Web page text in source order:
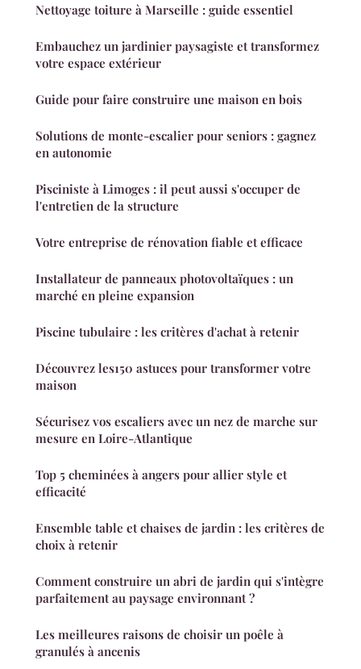
Nettoyage toiture à Marseille : guide essentiel
Embauchez un jardinier paysagiste et transformez
votre espace extérieur
Guide pour faire construire une maison en bois
Solutions de monte-escalier pour seniors : gagnez
en autonomie
Pisciniste à Limoges : il peut aussi s'occuper de
l'entretien de la structure
Votre entreprise de rénovation fiable et efficace
Installateur de panneaux photovoltaïques : un
marché en pleine expansion
Piscine tubulaire : les critères d'achat à retenir
Découvrez les150 astuces pour transformer votre
maison
Sécurisez vos escaliers avec un nez de marche sur
mesure en Loire-Atlantique
Top 5 cheminées à angers pour allier style et
efficacité
Ensemble table et chaises de jardin : les critères de
choix à retenir
Comment construire un abri de jardin qui s'intègre
parfaitement au paysage environnant ?
Les meilleures raisons de choisir un poêle à
granulés à ancenis